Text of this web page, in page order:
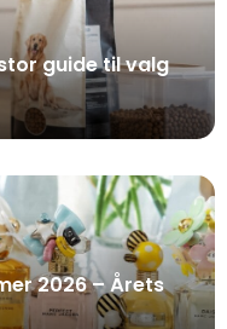
guide til valg
2026 – Årets